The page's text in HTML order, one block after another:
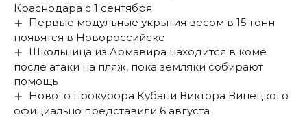
Краснодара с 1 сентября
Первые модульные укрытия весом в 15 тонн
появятся в Новороссийске
Школьница из Армавира находится в коме
после атаки на пляж, пока земляки собирают
помощь
Нового прокурора Кубани Виктора Винецкого
официально представили 6 августа